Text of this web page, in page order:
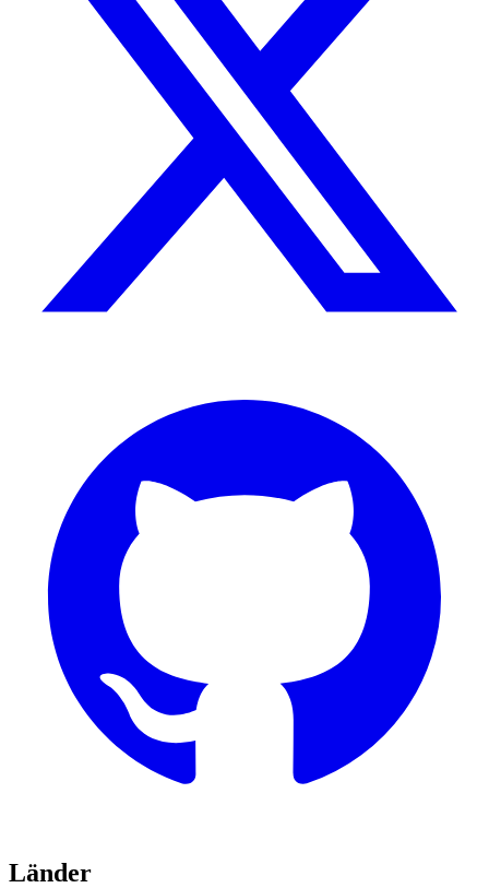
Länder